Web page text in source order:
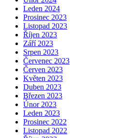
Leden 2024
Prosinec 2023
Listopad 2023
Říjen 2023
Září 2023
Srpen 2023
Červenec 2023
Červen 2023
Květen 2023
Duben 2023
Březen 2023
Únor 2023
Leden 2023
Prosinec 2022
Listopad 2022